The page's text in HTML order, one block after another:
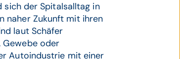
der Spitalsalltag in
naher Zukunft mit ihren
laut Schäfer
Gewebe oder
Autoindustrie mit einer